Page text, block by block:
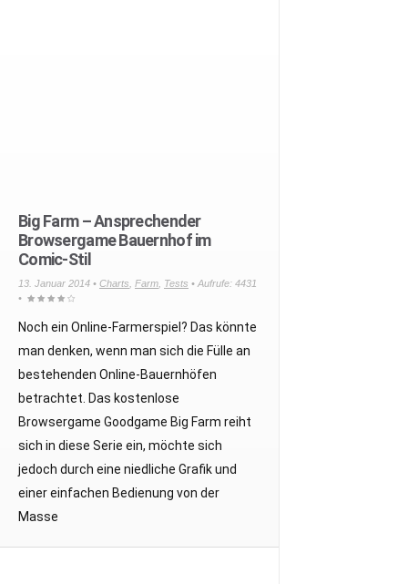
Big Farm – Ansprechender
Browsergame Bauernhof im
Comic-Stil
13. Januar 2014 • Charts Farm Tests • Aufrufe: 4431
•
Noch ein Online-Farmerspiel? Das könnte
man denken, wenn man sich die Fülle an
bestehenden Online-Bauernhöfen
betrachtet. Das kostenlose
Browsergame Goodgame Big Farm reiht
sich in diese Serie ein, möchte sich
jedoch durch eine niedliche Grafik und
einer einfachen Bedienung von der
Masse